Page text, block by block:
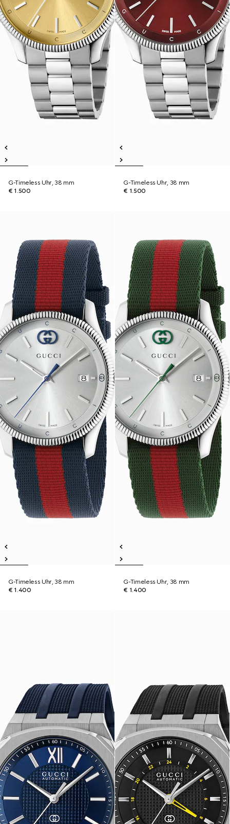
G-Timeless Uhr, 38 mm
€ 1.500
G-Timeless Uhr, 38 mm
€ 1.500
G-Timeless Uhr, 38 mm
€ 1.400
G-Timeless Uhr, 38 mm
€ 1.400